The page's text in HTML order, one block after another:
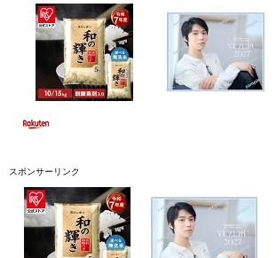
スポンサーリンク